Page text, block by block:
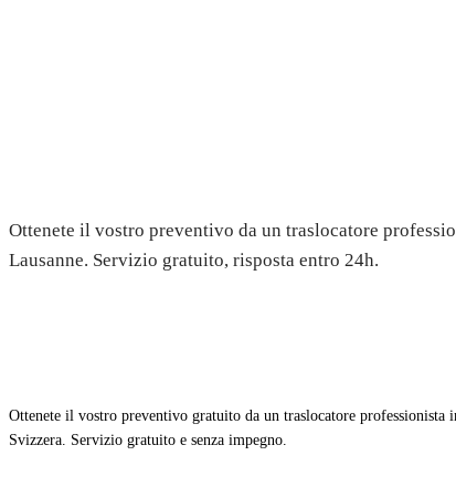
Ottenete il vostro preventivo da un traslocatore
Lausanne. Servizio gratuito, risposta entro 24h.
Ottenete il vostro preventivo gratuito da un traslocatore professionista
Svizzera. Servizio gratuito e senza impegno.